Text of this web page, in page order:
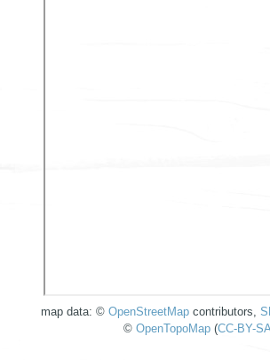
map data: © OpenStreetMap contributors,
© OpenTopoMap(CC-BY-